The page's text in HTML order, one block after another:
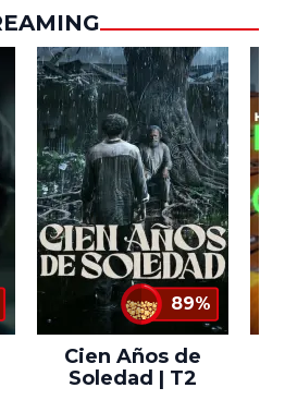
89%
Cien Años de
Soledad | T2